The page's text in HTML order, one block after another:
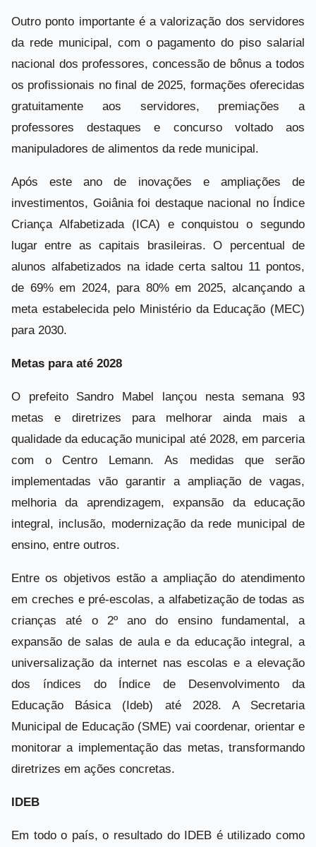
Outro ponto importante é a valorização dos servidores
da rede municipal, com o pagamento do piso salarial
nacional dos professores, concessão de bônus a todos
os profissionais no final de 2025, formações oferecidas
gratuitamente aos servidores, premiações a
professores destaques e concurso voltado aos
manipuladores de alimentos da rede municipal.
Após este ano de inovações e ampliações de
investimentos, Goiânia foi destaque nacional no Índice
Criança Alfabetizada (ICA) e conquistou o segundo
lugar entre as capitais brasileiras. O percentual de
alunos alfabetizados na idade certa saltou 11 pontos,
de 69% em 2024, para 80% em 2025, alcançando a
meta estabelecida pelo Ministério da Educação (MEC)
para 2030.
Metas para até 2028
O prefeito Sandro Mabel lançou nesta semana 93
metas e diretrizes para melhorar ainda mais a
qualidade da educação municipal até 2028, em parceria
com o Centro Lemann. As medidas que serão
implementadas vão garantir a ampliação de vagas,
melhoria da aprendizagem, expansão da educação
integral, inclusão, modernização da rede municipal de
ensino, entre outros.
Entre os objetivos estão a ampliação do atendimento
em creches e pré-escolas, a alfabetização de todas as
crianças até o 2º ano do ensino fundamental, a
expansão de salas de aula e da educação integral, a
universalização da internet nas escolas e a elevação
dos índices do Índice de Desenvolvimento da
Educação Básica (Ideb) até 2028. A Secretaria
Municipal de Educação (SME) vai coordenar, orientar e
monitorar a implementação das metas, transformando
diretrizes em ações concretas.
IDEB
Em todo o país, o resultado do IDEB é utilizado como